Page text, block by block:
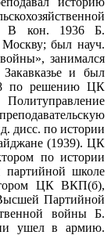
В кон. 1936 Б.
Москву; был науч.
занимался
и был
по решению ЦК
дисс. по истории
(1939). ЦК
по истории
школе
ЦК ВКП(б),
Партийной
войны Б.
ушел в армию.